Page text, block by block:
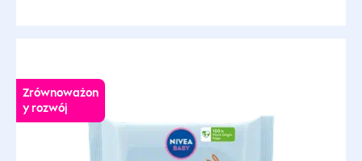
Zrównoważon
y rozwój